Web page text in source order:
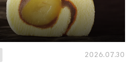
2026.07.30